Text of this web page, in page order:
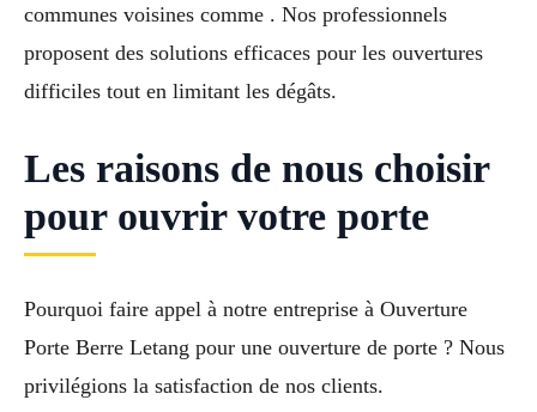
communes voisines comme . Nos professionnels
proposent des solutions efficaces pour les ouvertures
difficiles tout en limitant les dégâts.
Les raisons de nous choisir
pour ouvrir votre porte
Pourquoi faire appel à notre entreprise à Ouverture
Porte Berre Letang pour une ouverture de porte ? Nous
privilégions la satisfaction de nos clients.